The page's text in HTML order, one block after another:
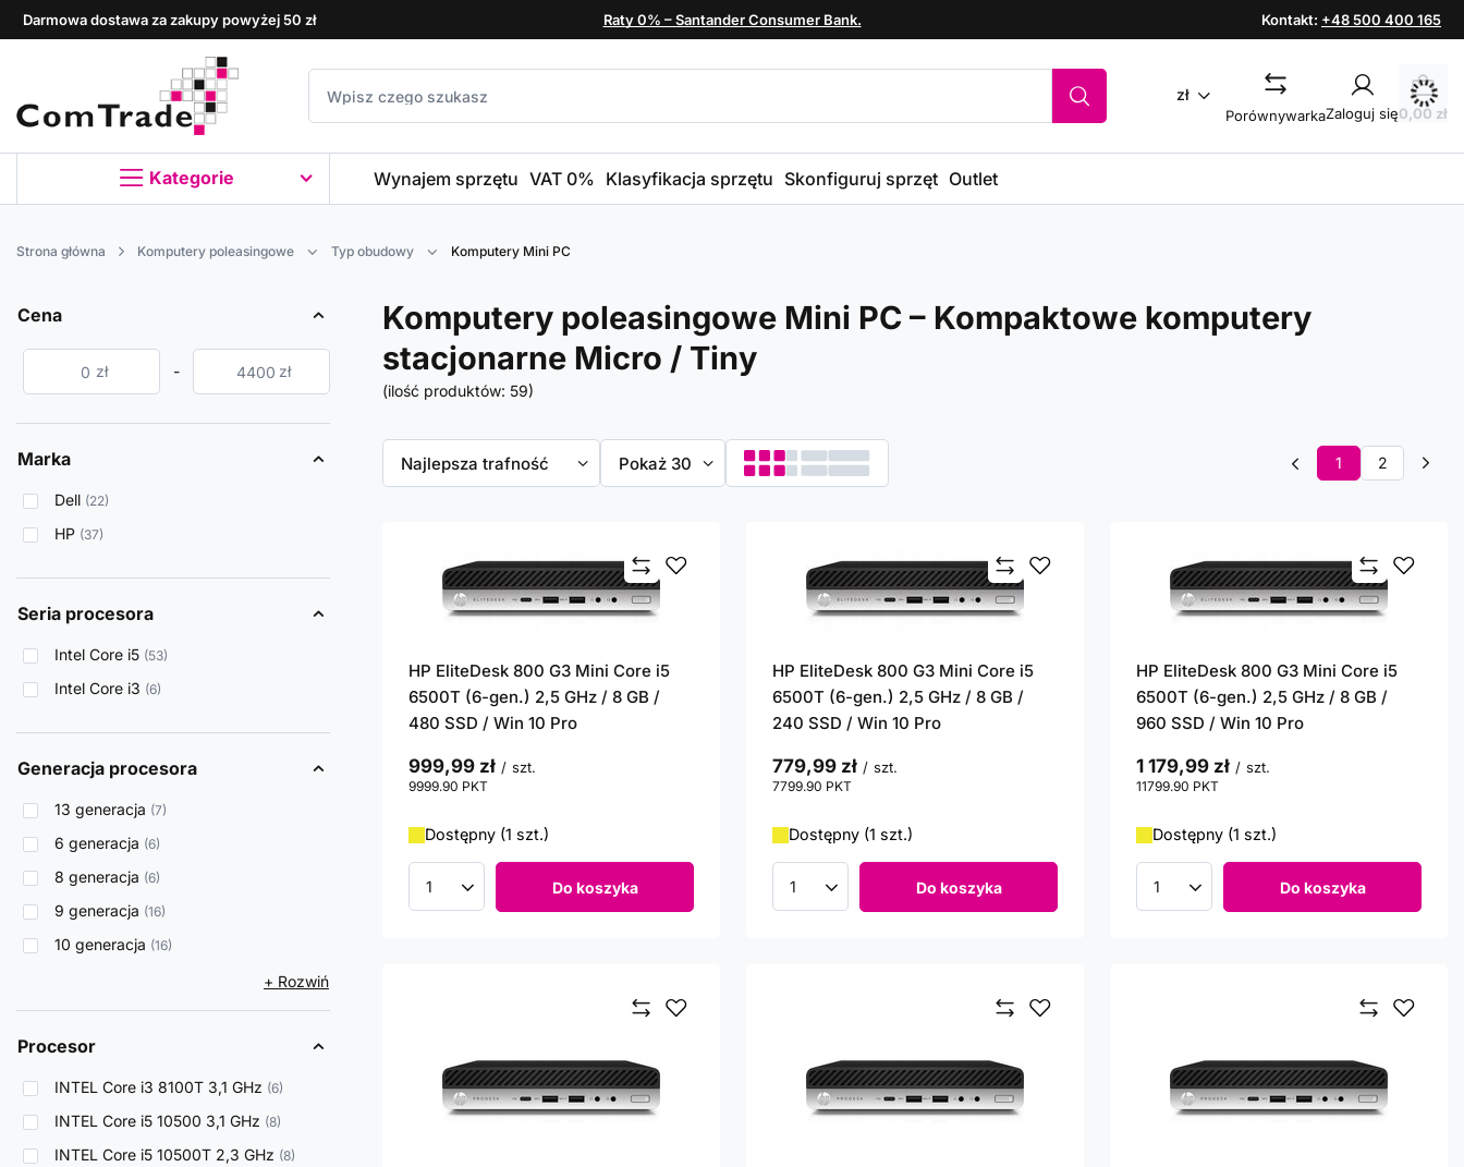
Darmowa dostawa za zakupy powyżej 50 zł Raty 0% – Santander Consumer Bank. Kontakt: +48 500 400 165
zł
PorównywarkaZaloguj się0,00 zł
Kategorie Wynajem sprzętu VAT 0% Klasyfikacja sprzętu Skonfiguruj sprzęt Outlet
Strona główna Komputery poleasingowe Typ obudowy Komputery Mini PC
Cena
zł - zł
Marka
Dell 22
HP 37
Seria procesora
Intel Core i5 53
Intel Core i3 6
Generacja procesora
13 generacja 7
6 generacja 6
8 generacja 6
9 generacja 16
10 generacja 16
+ Rozwiń
Procesor
INTEL Core i3 8100T 3,1 GHz 6
INTEL Core i5 10500 3,1 GHz 8
INTEL Core i5 10500T 2,3 GHz 8
Komputery poleasingowe Mini PC – Kompaktowe komputery
stacjonarne Micro / Tiny
(ilość produktów: 59)
Zmień sortowanie
Najlepsza trafność Zmień ilość wyświetlanych produktów
Pokaż 30 1 2
HP EliteDesk 800 G3 Mini Core i5
6500T (6-gen.) 2,5 GHz / 8 GB /
480 SSD / Win 10 Pro
999,99 zł / szt.
9999.90 PKT
Dostępny (1 szt.)
Ilość produktów Do koszyka
HP EliteDesk 800 G3 Mini Core i5
6500T (6-gen.) 2,5 GHz / 8 GB /
240 SSD / Win 10 Pro
779,99 zł / szt.
7799.90 PKT
Dostępny (1 szt.)
Ilość produktów Do koszyka
HP EliteDesk 800 G3 Mini Core i5
6500T (6-gen.) 2,5 GHz / 8 GB /
960 SSD / Win 10 Pro
1 179,99 zł / szt.
11799.90 PKT
Dostępny (1 szt.)
Ilość produktów Do koszyka